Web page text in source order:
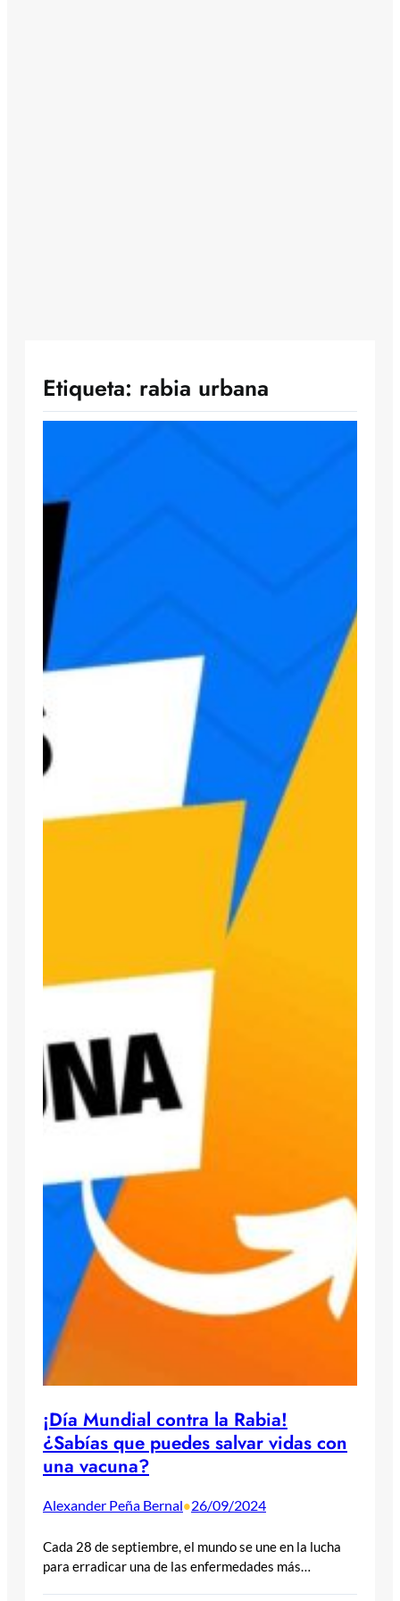
Etiqueta: rabia urbana
¡Día Mundial contra la Rabia!
¿Sabías que puedes salvar vidas con
una vacuna?
Alexander Peña Bernal•26/09/2024
Cada 28 de septiembre, el mundo se une en la lucha
para erradicar una de las enfermedades más…